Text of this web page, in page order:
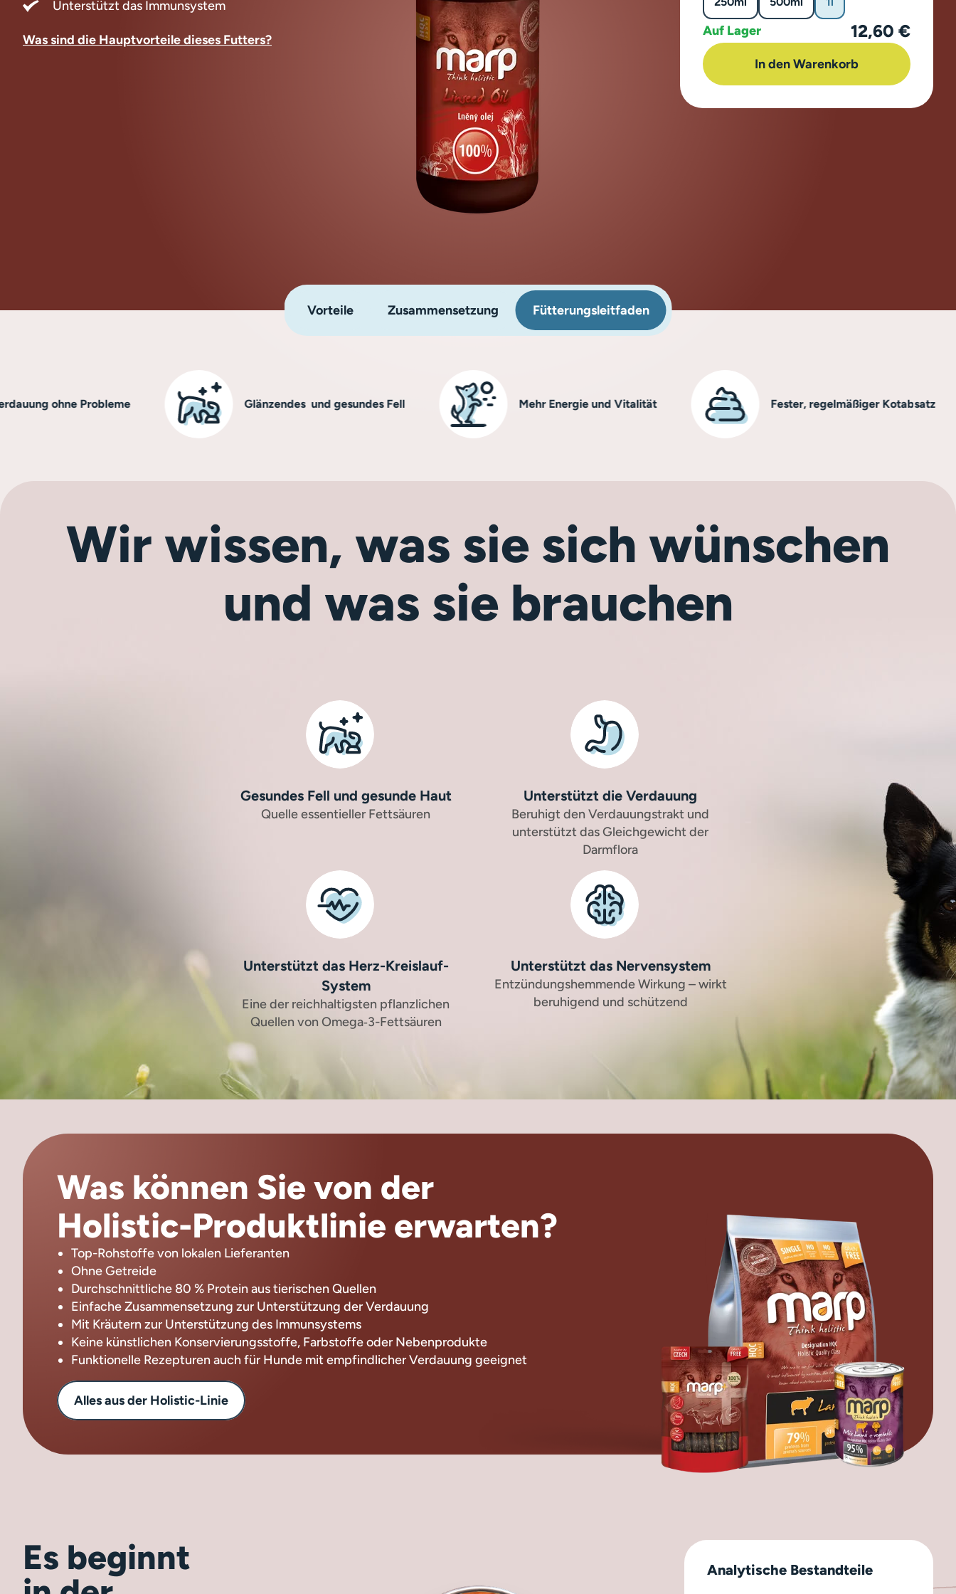
Unterstützt das Immunsystem
Was sind die Hauptvorteile dieses Futters?
Auf Lager 12,60 €
In den Warenkorb
Vorteile Zusammensetzung Fütterungsleitfaden
ohne Probleme Glänzendes und gesundes Fell Mehr Energie und Vitalität Fester, regelmäßiger Kotabsatz
Wir wissen, was sie sich wünschen
und was sie brauchen
Gesundes Fell und gesunde Haut
Quelle essentieller Fettsäuren
Unterstützt die Verdauung
Beruhigt den Verdauungstrakt und
unterstützt das Gleichgewicht der
Darmflora
Unterstützt das Herz-Kreislauf-
System
Eine der reichhaltigsten pflanzlichen
Quellen von Omega‑3-Fettsäuren
Unterstützt das Nervensystem
Entzündungshemmende Wirkung – wirkt
beruhigend und schützend
Was können Sie von der
Holistic-Produktlinie erwarten?
Top-Rohstoffe von lokalen Lieferanten
Ohne Getreide
Durchschnittliche 80 % Protein aus tierischen Quellen
Einfache Zusammensetzung zur Unterstützung der Verdauung
Mit Kräutern zur Unterstützung des Immunsystems
Keine künstlichen Konservierungsstoffe, Farbstoffe oder Nebenprodukte
Funktionelle Rezepturen auch für Hunde mit empfindlicher Verdauung geeignet
Alles aus der Holistic-Linie
Es beginnt
Analytische Bestandteile